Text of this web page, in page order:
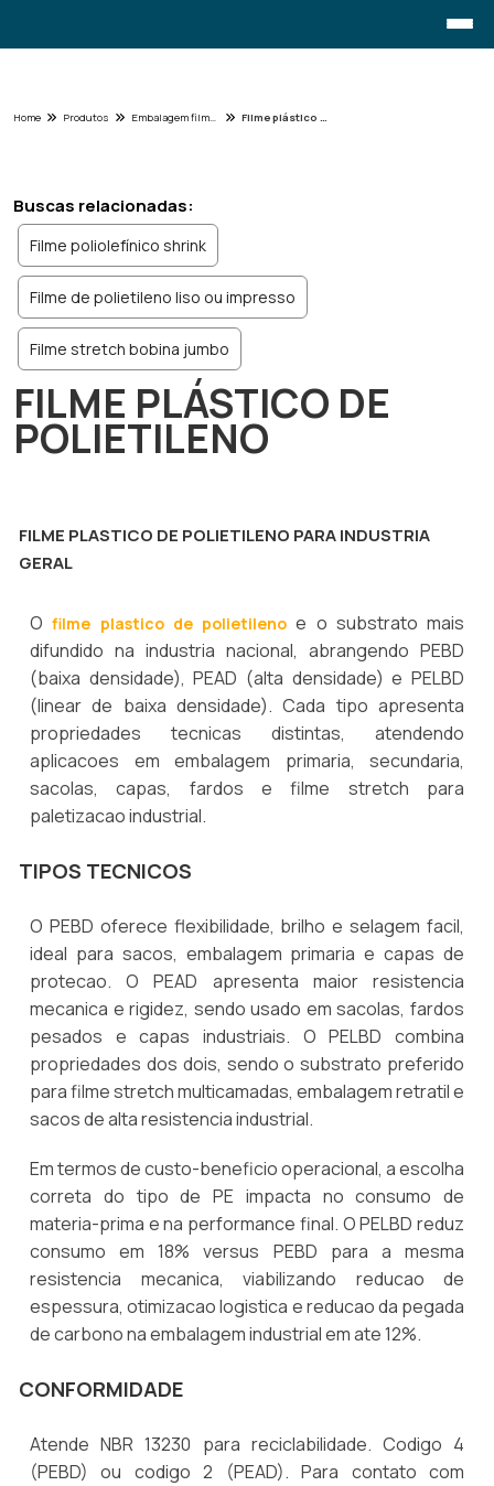
Home Produtos Embalagem filme - Categoria Filme plástico de polietileno
Buscas relacionadas:
Filme poliolefínico shrink
Filme de polietileno liso ou impresso
Filme stretch bobina jumbo
FILME PLÁSTICO DE
POLIETILENO
FILME PLASTICO DE POLIETILENO PARA INDUSTRIA
GERAL
Ofilme plastico de polietileno e o substrato mais
difundido na industria nacional, abrangendo PEBD
(baixa densidade), PEAD (alta densidade) e PELBD
(linear de baixa densidade). Cada tipo apresenta
propriedades tecnicas distintas, atendendo
aplicacoes em embalagem primaria, secundaria,
sacolas, capas, fardos e filme stretch para
paletizacao industrial.
TIPOS TECNICOS
O PEBD oferece flexibilidade, brilho e selagem facil,
ideal para sacos, embalagem primaria e capas de
protecao. O PEAD apresenta maior resistencia
mecanica e rigidez, sendo usado em sacolas, fardos
pesados e capas industriais. O PELBD combina
propriedades dos dois, sendo o substrato preferido
para filme stretch multicamadas, embalagem retratil e
sacos de alta resistencia industrial.
Em termos de custo-beneficio operacional, a escolha
correta do tipo de PE impacta no consumo de
materia-prima e na performance final. O PELBD reduz
consumo em 18% versus PEBD para a mesma
resistencia mecanica, viabilizando reducao de
espessura, otimizacao logistica e reducao da pegada
de carbono na embalagem industrial em ate 12%.
CONFORMIDADE
Atende NBR 13230 para reciclabilidade. Codigo 4
(PEBD) ou codigo 2 (PEAD). Para contato com